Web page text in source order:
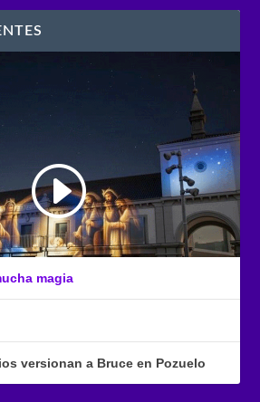
magia
versionan a Bruce en Pozuelo